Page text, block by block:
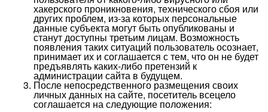
хакерского проникновения, технического сбоя или
других проблем, из-за которых персональные
данные субъекта могут быть опубликованы и
станут доступны третьим лицам. Возможность
появления таких ситуаций пользователь осознает,
принимает их и соглашается с тем, что он не будет
предъявлять каких-либо претензий к
администрации сайта в будущем.
После непосредственного размещения своих
личных данных на сайте, посетитель всецело
соглашается на следующие положения: